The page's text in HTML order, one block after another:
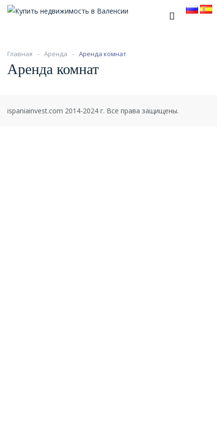
Главная Аренда Аренда комнат
Аренда комнат
ispaniainvest.com 2014-2024 г. Все права защищены.